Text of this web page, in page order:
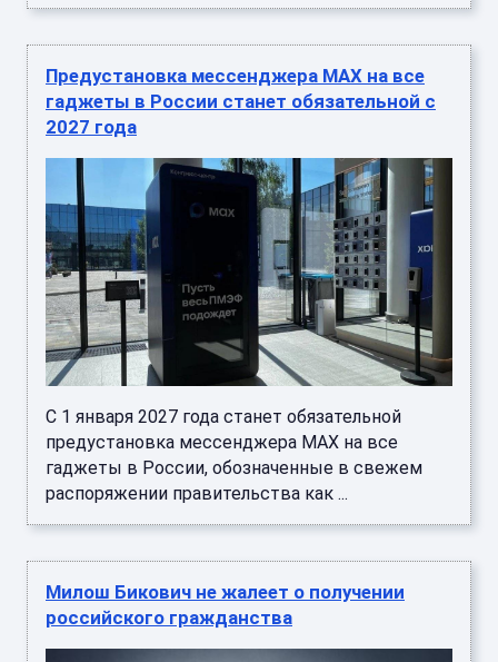
Предустановка мессенджера MAX на все
гаджеты в России станет обязательной с
2027 года
С 1 января 2027 года станет обязательной
предустановка мессенджера MAX на все
гаджеты в России, обозначенные в свежем
распоряжении правительства как ...
Милош Бикович не жалеет о получении
российского гражданства